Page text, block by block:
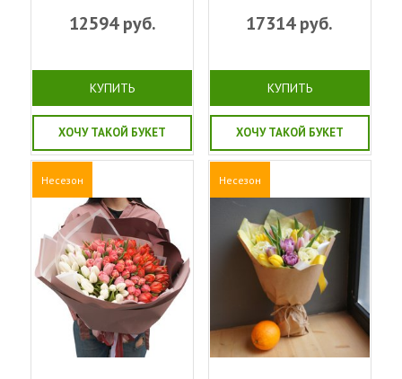
12594руб.
КУПИТЬ
ХОЧУ ТАКОЙ БУКЕТ
17314руб.
КУПИТЬ
ХОЧУ ТАКОЙ БУКЕТ
Несезон Несезон